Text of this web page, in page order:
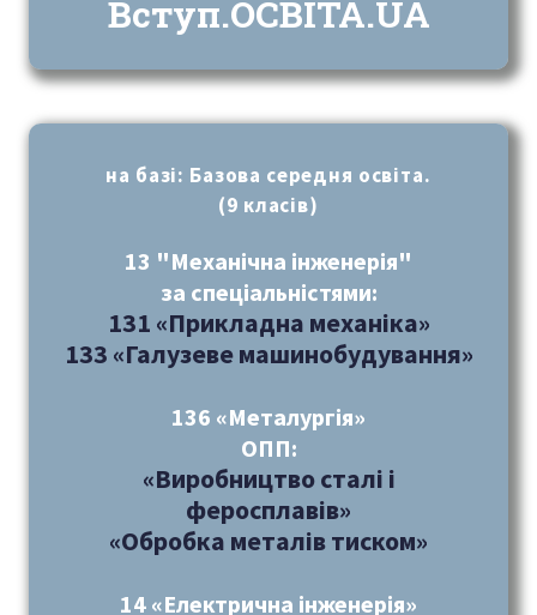
Вступ.ОСВІТА.UA
на базі: Базова середня освіта.
(9 класів)
13 "Механічна інженерія"
за спеціальністями:
131 «Прикладна механіка»
133 «Галузеве машинобудування»
136 «Металургія»
ОПП:
«Виробництво сталі і
феросплавів»
«Обробка металів тиском»
14 «Електрична інженерія»